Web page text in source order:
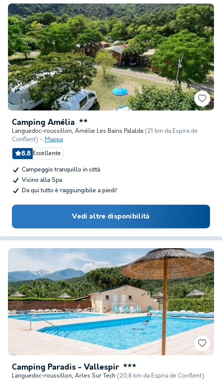
Camping Amélia ★★
Languedoc-roussillon, Amélie Les Bains Palalda (21 km da Espira de
Conflent)
Mappa
8.8 Eccellente
Campeggio tranquillo in città
Vicino alla Spa
Da qui tutto è raggiungibile a piedi!
Vedi altre disponibilità
Camping Paradis - Vallespir ★★★
Languedoc-roussillon, Arles Sur Tech (20,8 km da Espira de Conflent)